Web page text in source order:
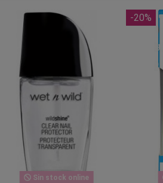
Sin stock online
-20%